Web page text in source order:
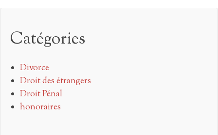
Catégories
Divorce
Droit des étrangers
Droit Pénal
honoraires